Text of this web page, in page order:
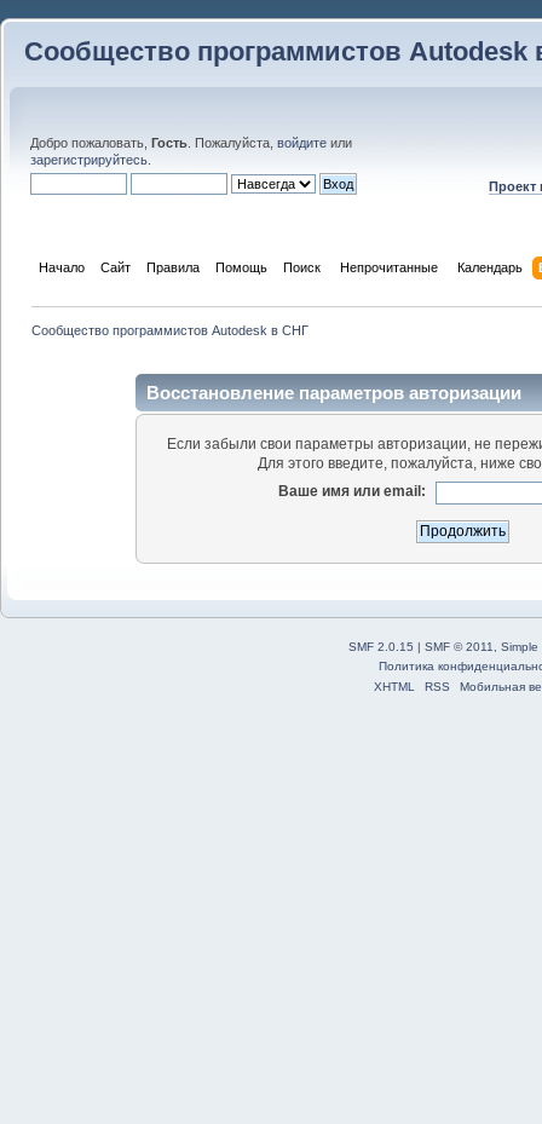
Сообщество программистов Autodesk
Добро пожаловать, Гость . Пожалуйста, войдите или
зарегистрируйтесь
Проект
Начало Сайт Правила Помощь Поиск Непрочитанные Календарь
Сообщество программистов Autodesk в СНГ
Восстановление параметров авторизации
Если забыли свои параметры авторизации, не
Для этого введите, пожалуйста, ниже
Ваше имя или email:
SMF 2.0.15 | SMF © 2011
Simple
Политика
XHTML
RSS Мобильная